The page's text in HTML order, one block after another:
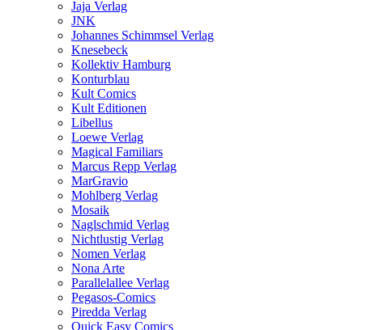
Jaja Verlag
JNK
Johannes Schimmsel Verlag
Knesebeck
Kollektiv Hamburg
Konturblau
Kult Comics
Kult Editionen
Libellus
Loewe Verlag
Magical Familiars
Marcus Repp Verlag
MarGravio
Mohlberg Verlag
Mosaik
Naglschmid Verlag
Nichtlustig Verlag
Nomen Verlag
Nona Arte
Parallelallee Verlag
Pegasos-Comics
Piredda Verlag
Quick Easy Comics